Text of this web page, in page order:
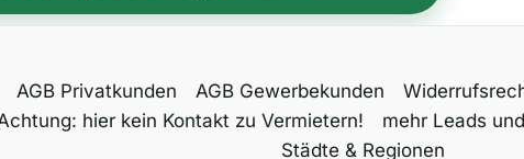
v
:
AGB Privatkunden AGB Gewerbekunden
hier kein Kontakt zu Vermietern!
mehr Leads
Städte & Regionen